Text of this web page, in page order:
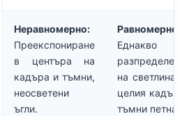
Неравномерно:
Преекспониране
в центъра на
кадъра и тъмни,
неосветени
ъгли.
Равномерно:
Еднакво
на
целия кадър,
тъмни петна.